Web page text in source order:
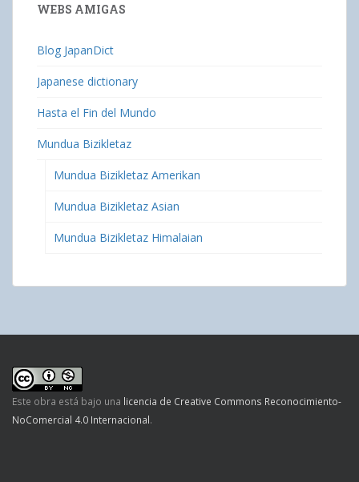
WEBS AMIGAS
Blog JapanDict
Japanese dictionary
Hasta el Fin del Mundo
Mundua Bizikletaz
Mundua Bizikletaz Amerikan
Mundua Bizikletaz Asian
Mundua Bizikletaz Himalaian
Este obra está bajo una licencia de Creative Commons Reconocimiento-
NoComercial 4.0 Internacional.